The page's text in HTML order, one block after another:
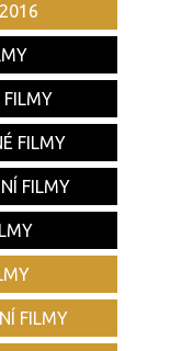
FILMY
FILMY
FILMY
FILMY